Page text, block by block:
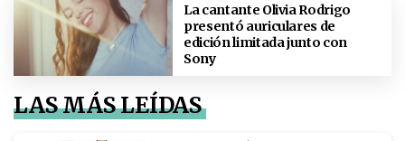
La cantante Olivia Rodrigo
presentó auriculares de
edición limitada junto con
Sony
LAS MÁS LEÍDAS